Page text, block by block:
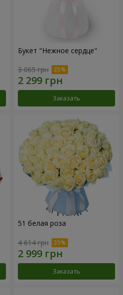
Букет "Нежное сердце"
3 065 грн
Заказать
51 белая роза
4 614 грн
Заказать